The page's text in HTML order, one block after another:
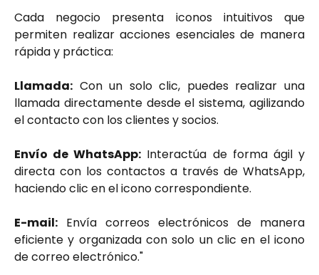
Cada negocio presenta iconos intuitivos que
permiten realizar acciones esenciales de manera
rápida y práctica:
Llamada: Con un solo clic, puedes realizar una
llamada directamente desde el sistema, agilizando
el contacto con los clientes y socios.
Envío de WhatsApp: Interactúa de forma ágil y
directa con los contactos a través de WhatsApp,
haciendo clic en el icono correspondiente.
E-mail: Envía correos electrónicos de manera
eficiente y organizada con solo un clic en el icono
de correo electrónico."